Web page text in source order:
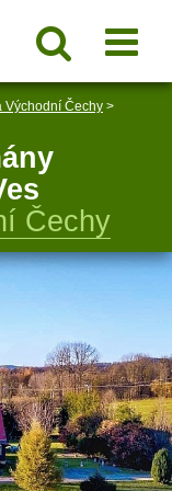
Východní Čechy >
Čechy